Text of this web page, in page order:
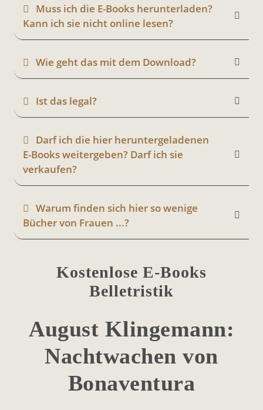
Muss ich die E-Books herunterladen?
Kann ich sie nicht online lesen?
Wie geht das mit dem Download?
Ist das legal?
Darf ich die hier heruntergeladenen
E-Books weitergeben? Darf ich sie
verkaufen?
Warum finden sich hier so wenige
Bücher von Frauen ...?
Kostenlose E-Books
Belletristik
August Klingemann:
Nachtwachen von
Bonaventura